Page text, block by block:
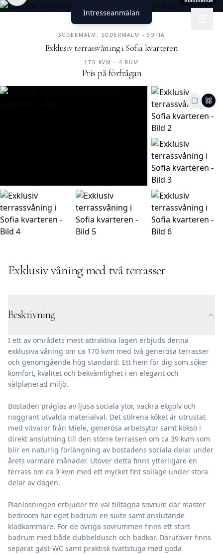
Intresseanmälan
SÖDERMALM, SÖDERMALM - SOFIA
Exklusiv terrassvåning i Sofia kvarteren
170 KVM · 4 RUM
Pris på förfrågan
Exklusiv våning med två terrasser
Beskrivning
I ett av områdets mest attraktiva lägen erbjuds denna
exklusiva våning om ca 170 kvm med två generösa terrasser
och genomgående hög standard. Ett hem för dig som söker
komfort, kvalitet och bekvämlighet i en elegant och
välplanerad miljö.
Bostaden präglas av ljusa sociala ytor, vackra ekgolv och
noggrant utvalda materialval. Det stilrena köket är utrustat
med vitvaror från Miele, generösa arbetsytor samt köksö i
direkt anslutning till den större terrassen om ca 39 kvm som
blir en naturlig förlängning av bostadens sociala delar under
årets varmare månader. Utöver detta finns ytterligare en
terrass om ca 9 kvm med ett mycket fint solläge under stora
delar av dagen.
Planlösningen erbjuder tre väl tilltagna sovrum där master
bedroom har eget badrum en suite samt anslutande
klädkammare. För de övriga sovrummen finns ett stort
badrum med både dubbeldusch och badkar. Därutöver finns
separat gäst-WC samt praktisk tvättstuga med goda